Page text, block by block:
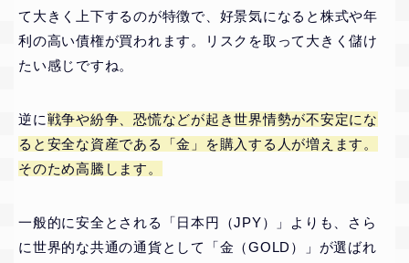
て大きく上下するのが特徴で、好景気になると株式や年
利の高い債権が買われます。リスクを取って大きく儲け
たい感じですね。
逆に戦争や紛争、恐慌などが起き世界情勢が不安定にな
ると安全な資産である「金」を購入する人が増えます。
そのため高騰します。
一般的に安全とされる「日本円（JPY）」よりも、さら
に世界的な共通の通貨として「金（GOLD）」が選ばれ